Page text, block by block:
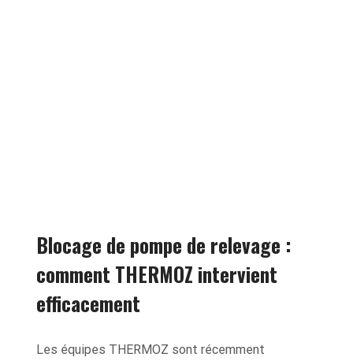
Blocage de pompe de relevage :
comment THERMOZ intervient
efficacement
Les équipes THERMOZ sont récemment